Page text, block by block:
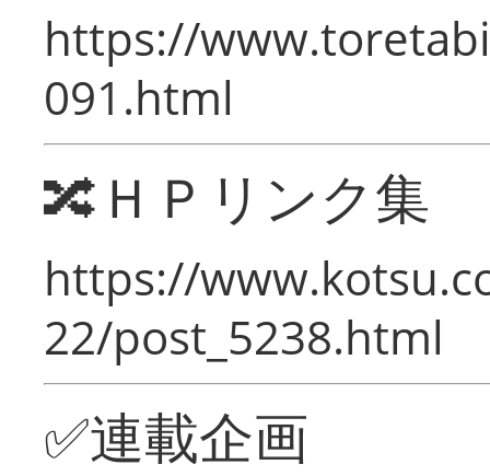
https://
091.html
🔀ＨＰリンク集
https://
22/post_5238.html
✅連載企画